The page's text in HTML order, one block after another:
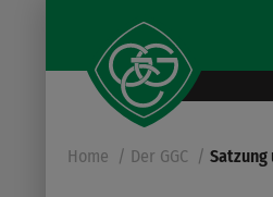
Home Der GGC Satzung